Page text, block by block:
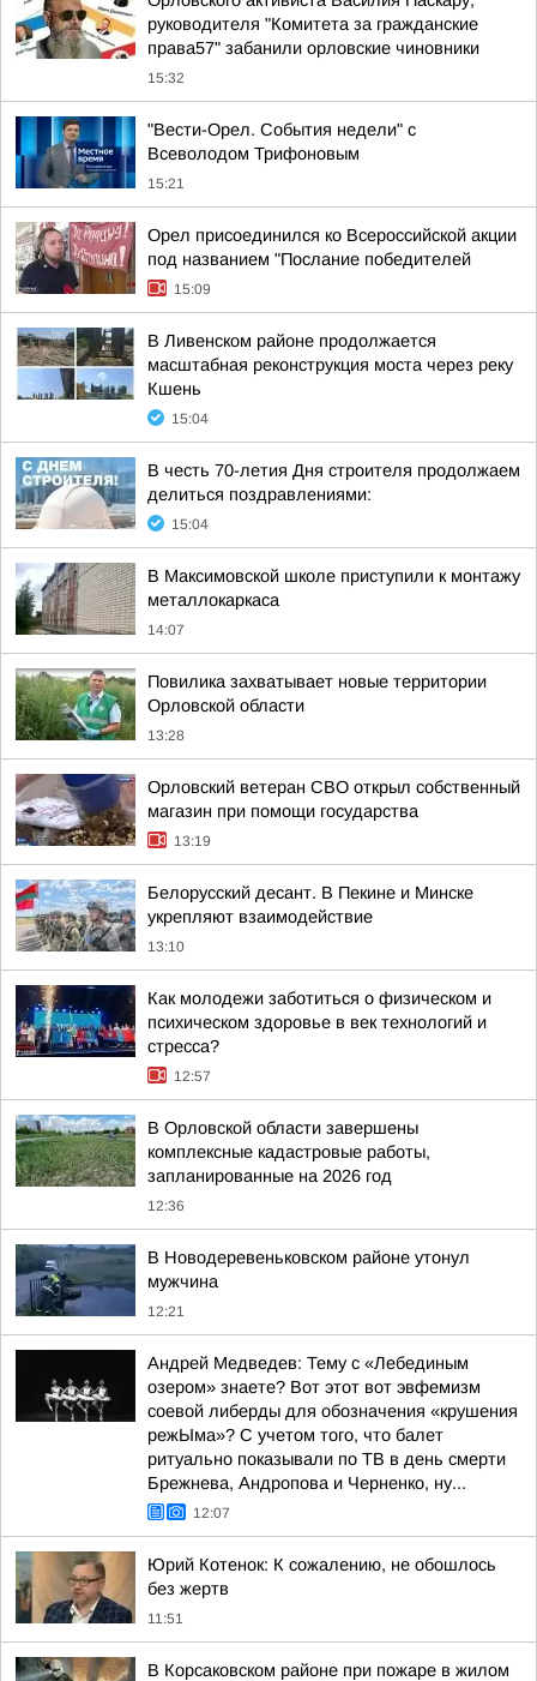
руководителя "Комитета за гражданские
права57" забанили орловские чиновники
15:32
"Вести-Орел. События недели" с
Всеволодом Трифоновым
15:21
Орел присоединился ко Всероссийской акции
под названием "Послание победителей
15:09
В Ливенском районе продолжается
масштабная реконструкция моста через реку
Кшень
15:04
В честь 70-летия Дня строителя продолжаем
делиться поздравлениями:
15:04
В Максимовской школе приступили к монтажу
металлокаркаса
14:07
Повилика захватывает новые территории
Орловской области
13:28
Орловский ветеран СВО открыл собственный
магазин при помощи государства
13:19
Белорусский десант. В Пекине и Минске
укрепляют взаимодействие
13:10
Как молодежи заботиться о физическом и
психическом здоровье в век технологий и
стресса?
12:57
В Орловской области завершены
комплексные кадастровые работы,
запланированные на 2026 год
12:36
В Новодеревеньковском районе утонул
мужчина
12:21
Андрей Медведев: Тему с «Лебединым
озером» знаете? Вот этот вот эвфемизм
соевой либерды для обозначения «крушения
режЫма»? С учетом того, что балет
ритуально показывали по ТВ в день смерти
Брежнева, Андропова и Черненко, ну...
12:07
Юрий Котенок: К сожалению, не обошлось
без жертв
11:51
В Корсаковском районе при пожаре в жилом